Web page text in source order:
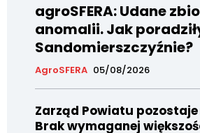
agroSFERA: Udane
anomalii. Jak
Sandomierszczyźnie?
AgroSFERA 05/08/2026
Zarząd Powiatu
Brak wymaganej